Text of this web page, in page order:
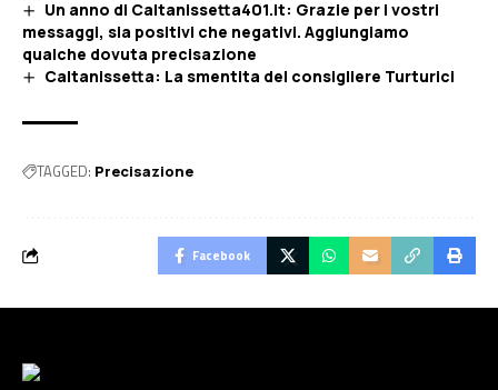
Un anno di Caltanissetta401.it: Grazie per i vostri
messaggi, sia positivi che negativi. Aggiungiamo
qualche dovuta precisazione
Caltanissetta: La smentita del consigliere Turturici
TAGGED: Precisazione
Facebook